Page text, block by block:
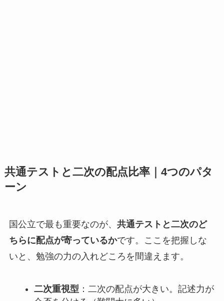
共通テストと二次の配点比率｜4つのパタ
ーン
国公立で最も重要なのが、 共通テストと二次のど
ちらに配点が寄っているかです。ここを把握しな
いと、勉強の力の入れどころを間違えます。
二次重視型 ：二次の配点が大きい。記述力が